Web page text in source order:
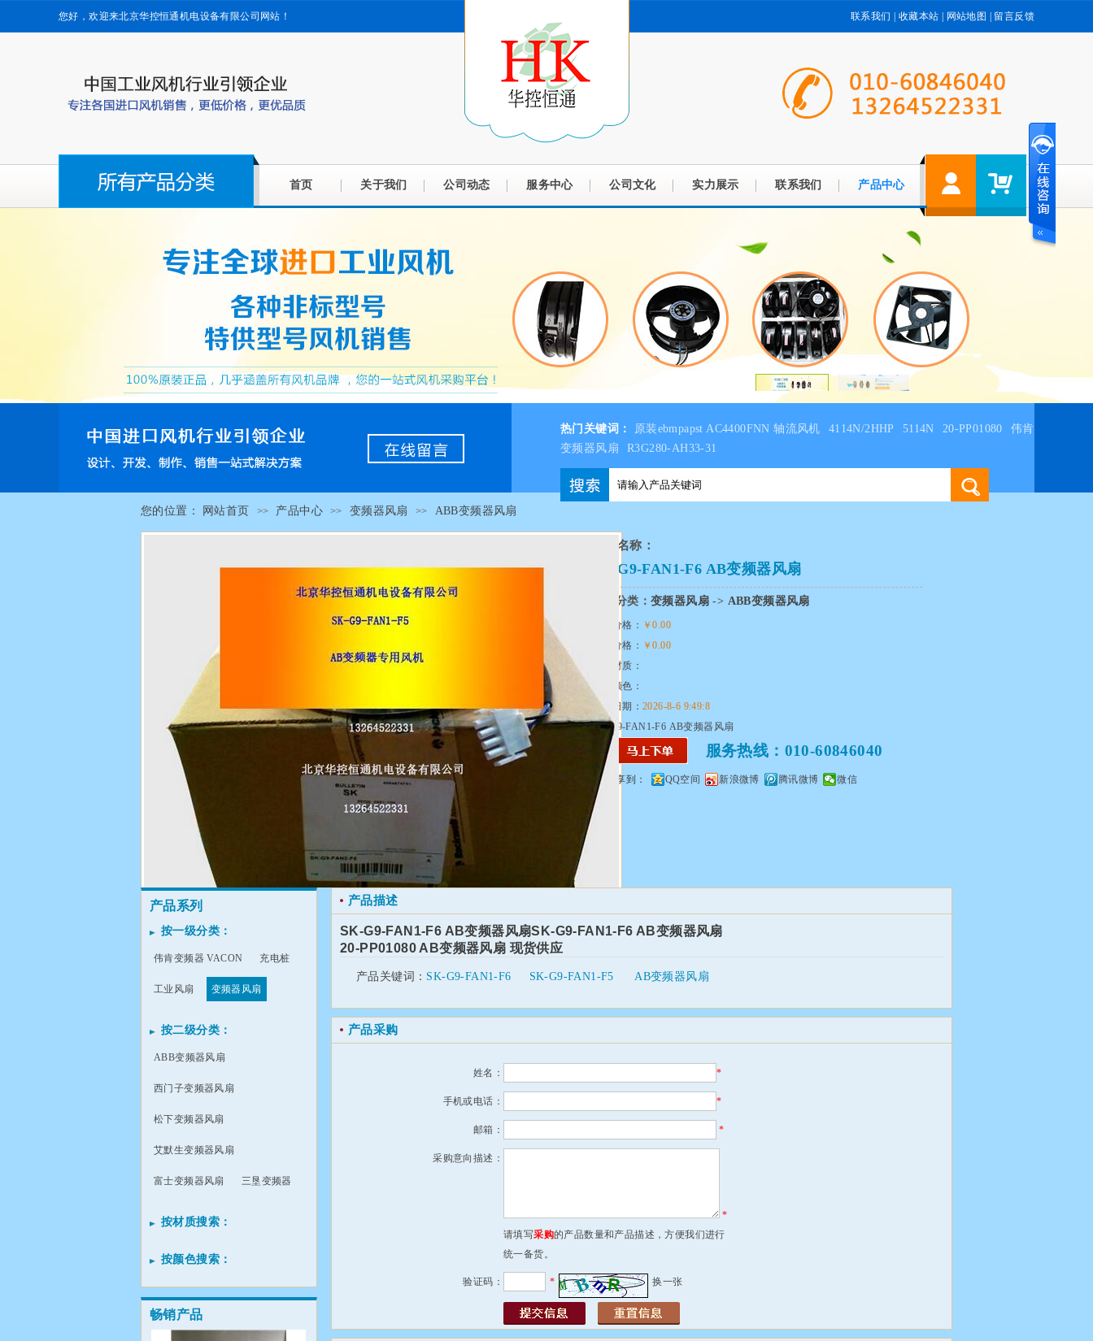
您好，欢迎来北京华控恒通机电设备有限公司网站！ 联系我们 收藏本站 网站地图 留言反馈
首页 关于我们 公司动态 服务中心 公司文化 实力展示 联系我们 产品中心
热门关键词： 原装ebmpapst AC4400FNN 轴流风机 4114N/2HHP 5114N 20-PP01080
伟肯
变频器风扇
R3G280-AH33-31
您的位置： 网站首页 >> 产品中心 >> 变频器风扇 >> ABB变频器风扇
产品名称：
SK-G9-FAN1-F6 AB变频器风扇
产品分类： 变频器风扇 -> ABB变频器风扇
市场价格： ￥0.00
本站价格： ￥0.00
产品材质：
产品颜色：
发布日期： 2026-8-6 9:49:8
SK-G9-FAN1-F6 AB变频器风扇
服务热线：010-60846040
分享到： QQ空间 新浪微博 腾讯微博 微信
产品系列
按一级分类：
伟肯变频器 VACON 充电桩
工业风扇 变频器风扇
按二级分类：
ABB变频器风扇
西门子变频器风扇
松下变频器风扇
艾默生变频器风扇
富士变频器风扇 三垦变频器
按材质搜索：
按颜色搜索：
畅销产品
产品描述
SK-G9-FAN1-F6 AB变频器风扇SK-G9-FAN1-F6 AB变频器风扇
20-PP01080 AB变频器风扇 现货供应
产品关键词： SK-G9-FAN1-F6 SK-G9-FAN1-F5 AB变频器风扇
产品采购
姓名： *
手机或电话： *
邮箱： *
采购意向描述：
*
请填写采购的产品数量和产品描述，方便我们进行
统一备货。
验证码： * 换一张